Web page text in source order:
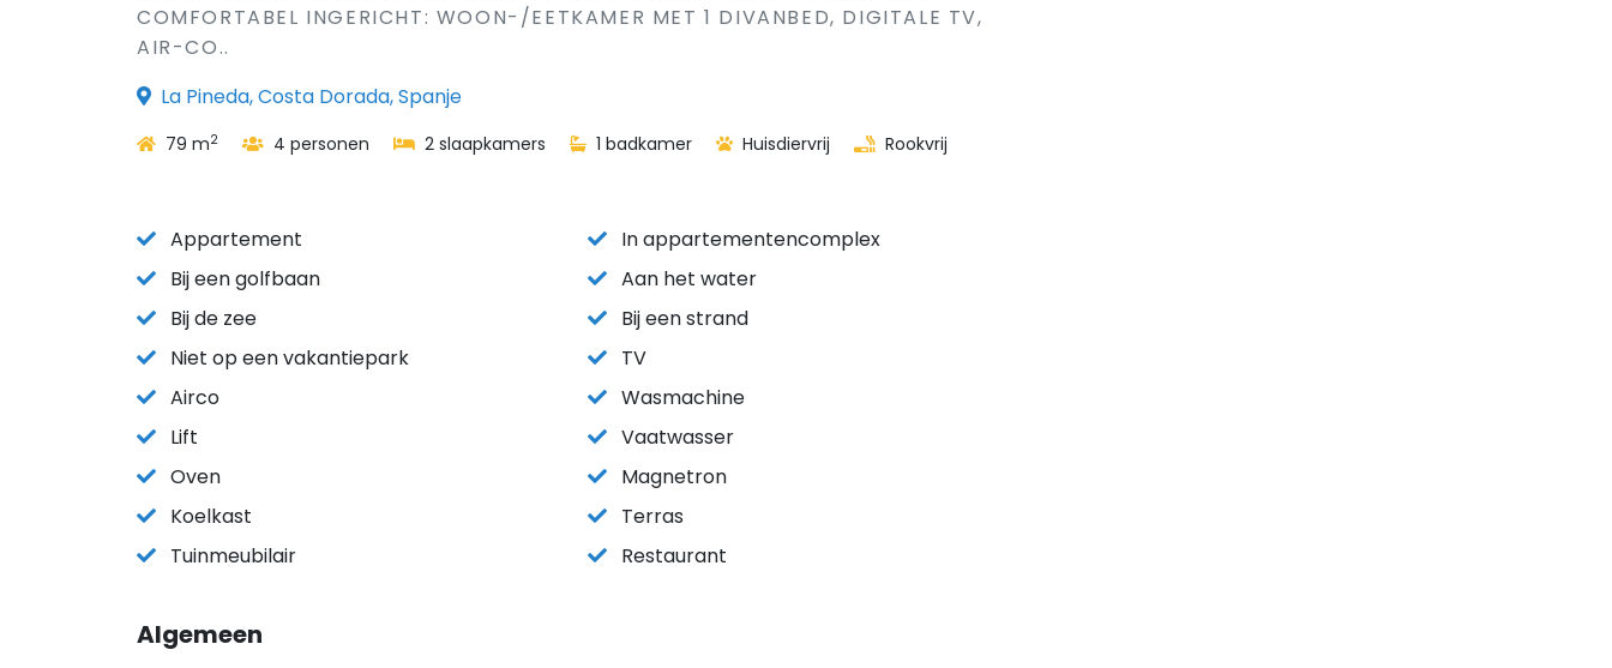
COMFORTABEL INGERICHT: WOON-/EETKAMER MET 1 DIVANBED, DIGITALE TV,
AIR-CO..
La Pineda, Costa Dorada, Spanje
79 m2 4 personen 2 slaapkamers 1 badkamer Huisdiervrij Rookvrij
Appartement
In appartementencomplex
Bij een golfbaan
Aan het water
Bij de zee
Bij een strand
Niet op een vakantiepark
TV
Airco
Wasmachine
Lift
Vaatwasser
Oven
Magnetron
Koelkast
Terras
Tuinmeubilair
Restaurant
Algemeen